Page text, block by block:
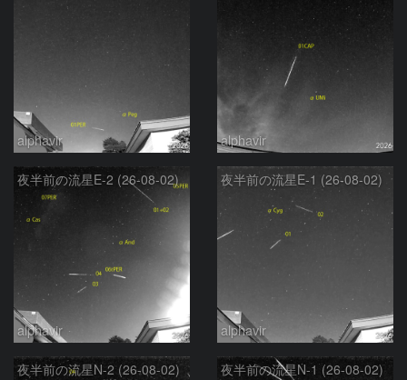
alphavir alphavir
夜半前の流星E-2 (26-08-02)
alphavir
夜半前の流星E-1 (26-08-02)
alphavir
夜半前の流星N-2 (26-08-02) 夜半前の流星N-1 (26-08-02)